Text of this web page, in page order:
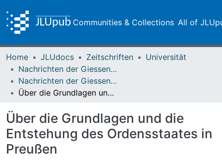
Communities & Collections All of
Home JLUdocs Zeitschriften
Universität
Nachrichten der Giessener Hochschulgesellschaft
Nachrichten der Giessener Hochschulgesellschaft Vol. 31 (1962)
Über die Grundlagen und die Entstehung des Ordensstaates in Preußen
Über die Grundlagen und die
Entstehung des Ordensstaates in
Preußen